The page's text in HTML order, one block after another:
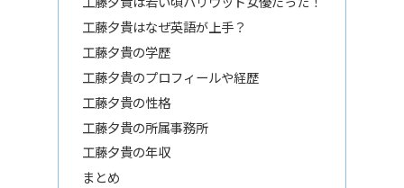
工藤夕貴はなぜ英語が上手？
工藤夕貴の学歴
工藤夕貴のプロフィールや経歴
工藤夕貴の性格
工藤夕貴の所属事務所
工藤夕貴の年収
まとめ